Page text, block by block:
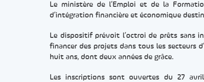
Le ministère de l’Emploi et de la
d’intégration financière et économique
Le dispositif prévoit l’octroi de prêts sans
financer des projets dans tous les secteurs
huit ans, dont deux années de grâce.
Les inscriptions sont ouvertes du 27